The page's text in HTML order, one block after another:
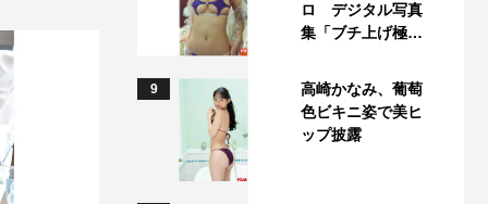
ロ デジタル写真
集「ブチ上げ極…
9
高崎かなみ、葡萄
色ビキニ姿で美ヒ
ップ披露